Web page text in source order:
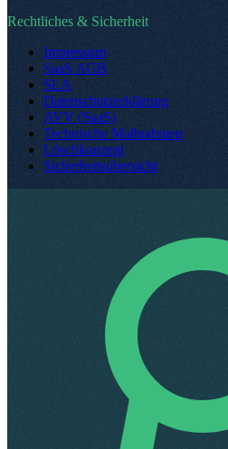
Rechtliches & Sicherheit
Impressum
SaaS AGB
SLA
Datenschutzerklärung
AVV (SaaS)
Technische Maßnahmen
Löschkonzept
Sicherheitsübersicht